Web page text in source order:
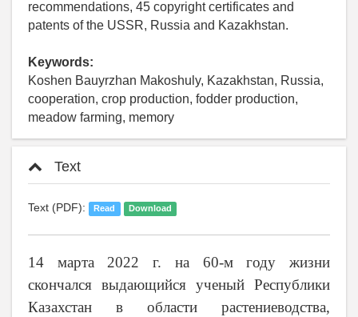
recommendations, 45 copyright certificates and
patents of the USSR, Russia and Kazakhstan.
Keywords:
Koshen Bauyrzhan Makoshuly, Kazakhstan, Russia,
cooperation, crop production, fodder production,
meadow farming, memory
Text
Text (PDF): Read Download
14 марта 2022 г. на 60-м году жизни
скончался выдающийся ученый Республики
Казахстан в области растениеводства,